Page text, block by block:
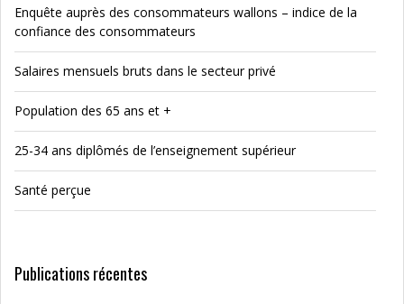
Enquête auprès des consommateurs wallons – indice de la
confiance des consommateurs
Salaires mensuels bruts dans le secteur privé
Population des 65 ans et +
25-34 ans diplômés de l’enseignement supérieur
Santé perçue
Publications récentes